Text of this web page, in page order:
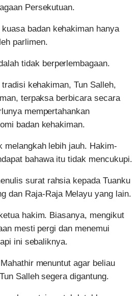
Persekutuan.
kuasa badan kehakiman hanya
parlimen.
tidak berperlembagaan.
tradisi kehakiman, Tun Salleh,
terpaksa berbicara secara
mempertahankan
badan kehakiman.
melangkah lebih jauh. Hakim-
bahawa itu tidak mencukupi.
surat rahsia kepada Tuanku
dan Raja-Raja Melayu yang lain.
hakim. Biasanya, mengikut
mesti pergi dan menemui
ini sebaliknya.
menuntut agar beliau
Salleh segera digantung.